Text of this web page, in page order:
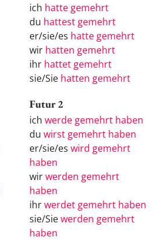
ich hatte gemehrt
du hattest gemehrt
er/sie/es hatte gemehrt
wir hatten gemehrt
ihr hattet gemehrt
sie/Sie hatten gemehrt
Futur 2
ich werde gemehrt haben
du wirst gemehrt haben
er/sie/es wird gemehrt
haben
wirwerden gemehrt
haben
ihrwerdet gemehrt haben
sie/Siewerden gemehrt
haben